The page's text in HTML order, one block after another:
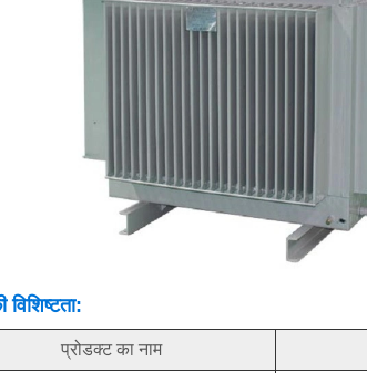
विशिष्टता:
प्रोडक्ट का नाम